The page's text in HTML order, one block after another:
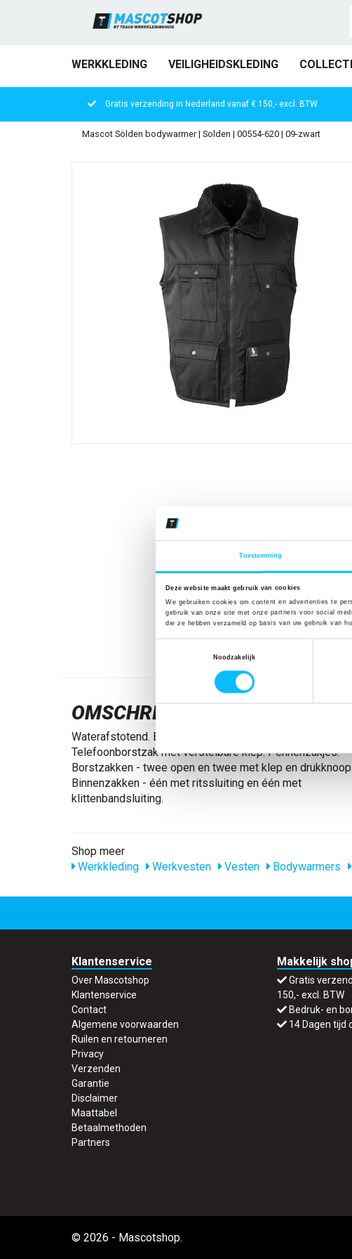
Toestemming
Deze website maakt gebruik van cookies
We gebruiken cookies om content en advertenties te
gebruik van onze site met onze partners voor social
die ze hebben verzameld op basis van uw gebruik van
Noodzakelijk
WERKKLEDING VEILIGHEIDSKLEDING
Gratis verzending in Nederland vanaf € 150,- excl. BTW
Mascot Sölden bodywarmer | Solden | 00554-620 | 09-zwart
OMSCHRIJVING
Waterafstotend. Bontvoering. Deelbare rits. Borstzak met
Telefoonborstzak met verstelbare klep. Pennenzakjes.
Borstzakken - twee open en twee met klep en drukknoop.
Binnenzakken - één met ritssluiting en één met
klittenbandsluiting.
Shop meer
Werkkleding
Werkvesten Vesten Bodywarmers
Klantenservice
Over Mascotshop
Klantenservice
Contact
Algemene voorwaarden
Ruilen en retourneren
Privacy
Verzenden
Garantie
Disclaimer
Maattabel
Betaalmethoden
Partners
Makkelijk
Gratis
150,- excl. BTW
Bedruk- en
14 Dagen tijd
© 2026 - Mascotshop.